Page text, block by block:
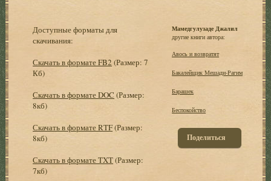
Доступные форматы для
скачивания:
Скачать в формате FB2 (Размер: 7
Кб)
Скачать в формате DOC (Размер:
8кб)
Скачать в формате RTF(Размер:
8кб)
Скачать в формате TXT(Размер:
7кб)
Мамедгулузаде Джалил
другие книги автора:
Авось и возвратят
Бакалейщик Мешади-Рагим
Барашек
Беспокойство
Поделиться